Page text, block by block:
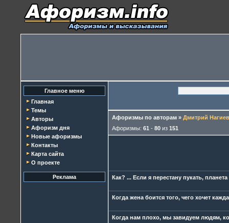
Главное меню
Главная
Темы
Авторы
Афоризм дня
Новые афоризмы
Контакты
Карта сайта
О проекте
Реклама
Афоризмы по авторам » Дмитрий Нагиев
Афоризмы: 61 - 80 из 151
Как? ... Если я перестану пукать,
Когда жена боится того, чего хочет
Когда нам плохо, мы завидуем людям,